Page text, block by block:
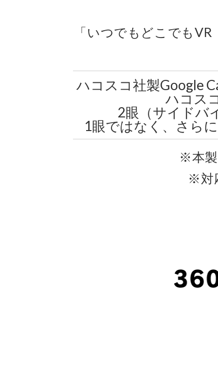
「いつでもどこでも
ハコスコ社製Google
ハコス
2眼（サイドバ
1眼ではなく、さら
※本
※対